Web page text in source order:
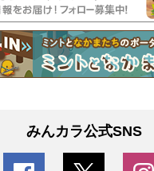
みんカラ公式SNS